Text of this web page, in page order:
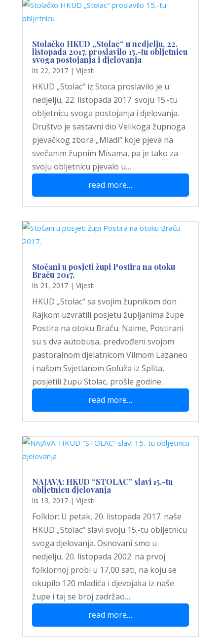
Stolačko HKUD „Stolac“ u nedjelju, 22.
listopada 2017. proslavilo 15.-tu obljetnicu
svoga postojanja i djelovanja
lis 22, 2017| Vijesti
HKUD „Stolac“ iz Stoca proslavilo je u
nedjelju, 22. listopada 2017. svoju 15.-tu
obljetnicu svoga postojanja i djelovanja.
Društvo je sastavni dio Velikoga župnoga
pjevačkog zbora „Mladi“ koje pjeva na
svečanim župnim Misama, pa je tako za
svoju obljetnicu pjevalo u…
read more…
Stočani u posjeti župi Postira na otoku
Braču 2017.
lis 21, 2017| Vijesti
HKUD „Stolac“ sa svojim župnikom don
Rajkom uzvratili posjetu župljanima župe
Postira na otoku Braču. Naime, Postirani
su s dva autobusa, predvođeni svojom
pastoralnom djelatnicom Vilmom Lazaneo
i našom Svjetlanom Goluža iz Splita,
posjetili župu Stolac, prošle godine…
read more…
NAJAVA: HKUD “STOLAC” slavi 15.-tu
obljetnicu djelovanja
lis 13, 2017| Vijesti
Folklor: U petak, 20. listopada 2017. naše
HKUD „Stolac“ slavi svoju 15.-tu obljetnicu
svoga djelovanja. Osnovani smo u
nedjelju, 20. listopada 2002. na prvoj
folklornoj probi u 17,00 sati, na koju se
okupilo 120 mladića i djevojaka iz naše
župe i taj se broj zadržao…
read more…